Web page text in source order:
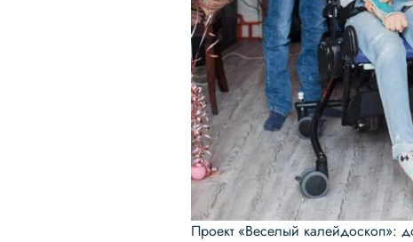
Проект «Веселый калейдоскоп»: